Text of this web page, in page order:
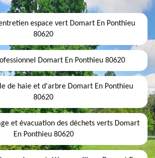
espace vert Domart En Ponthieu
80620
Domart En Ponthieu 80620
de haie et d'arbre Domart En Ponthieu
80620
et évacuation des déchets verts Domart
En Ponthieu 80620